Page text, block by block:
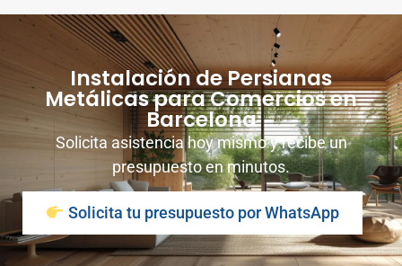
Instalación de Persianas
Metálicas para Comercios en
Barcelona
Solicita asistencia hoy mismo y recibe un
presupuesto en minutos.
Solicita tu presupuesto por WhatsApp